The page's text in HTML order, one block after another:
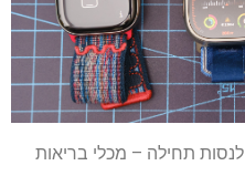
7 תכונות של Apple Watch לנסות תחילה – מכלי בריאות